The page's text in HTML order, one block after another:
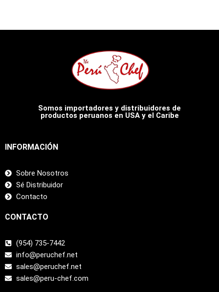
Somos importadores y distribuidores de
productos peruanos en USA y el Caribe
INFORMACIÓN
Sobre Nosotros
Sé Distribuidor
Contacto
CONTACTO
(954) 735-7442
info@peruchef.net
sales@peruchef.net
sales@peru-chef.com